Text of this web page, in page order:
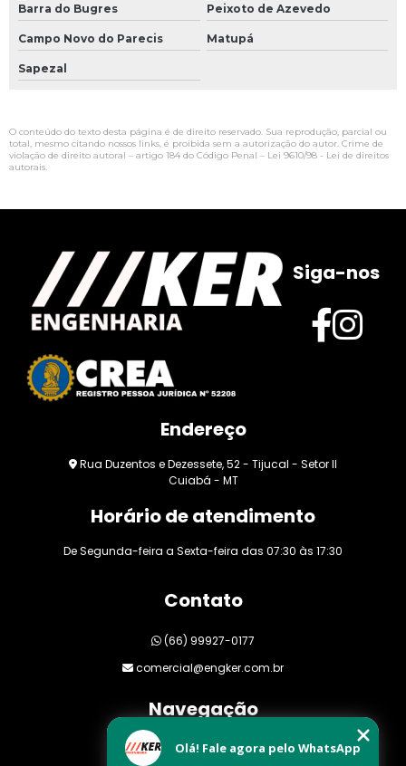
Barra do Bugres Peixoto de Azevedo
Campo Novo do Parecis Matupá
Sapezal
O conteúdo do texto desta página é de direito reservado. Sua reprodução, parcial ou
total, mesmo citando nossos links, é proibida sem a autorização do autor. Crime de
violação de direito autoral – artigo 184 do Código Penal – Lei 9610/98 - Lei de direitos
autorais.
Siga-nos
Endereço
Rua Duzentos e Dezessete, 52 - Tijucal - Setor II
Cuiabá - MT
Horário de atendimento
De Segunda-feira a Sexta-feira das 07:30 às 17:30
Contato
(66) 99927-0177
comercial@engker.com.br
Navegação
Home
Olá! Fale agora pelo WhatsApp